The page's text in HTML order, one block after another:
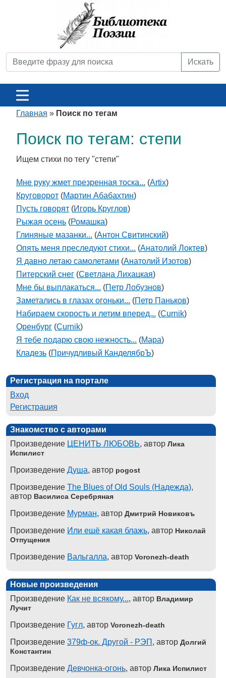
Искать
Главная » Поиск по тегам
Поиск по тегам: степи
Ищем стихи по тегу "степи"
Мне руку жмет презренная тоска... (Artix)
Круговорот (Мартин Абабахтин)
Пусть говорят (Игорь Круглов)
Рыжая осень (Ромашка)
Глиняные мазанки... (Антон Свитинский)
Опять меня преследуют стихи... (Анатолий Локтев)
Я давно летаю самолетами (Анатолий Изотов)
Питерский снег (Светлана Лихацкая)
Мне бы выплакаться... (Петр Лобузнов)
Заметались в глазах огоньки... (Петр Паньков)
Набираем скорость и летим вперед... (Curnik)
Оренбург (Curnik)
Я тебе подарю свою нежность... (Мара)
Кладезь (Причудливый КанделябрЪ)
Регистрация на портале
Вход
Регистрация
Знакомство с авторами
Произведение ЦЕНИТЬ ЛЮБОВЬ, автор Лика
Испилист
Произведение Душа, автор pogost
Произведение The Blues of Old Souls (Надежда),
автор Василиса Серебряная
Произведение Мурман, автор Дмитрий Новиковъ
Произведение Или ещё какая блажь, автор Николай
Отпущения
Произведение Вальгалла, автор Voronezh-death
Новые произведения
Произведение Как не всякому..., автор Владимир
Лучит
Произведение Гугл, автор Voronezh-death
Произведение 379ф-ок. Другой - РЭП , автор Долгий
Константин
Произведение Девчонка-огонь, автор Лика Испилист